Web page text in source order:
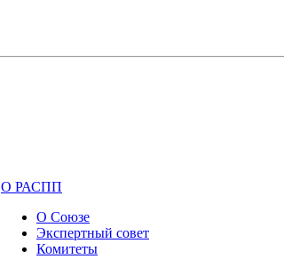
О РАСПП
О Союзе
Экспертный совет
Комитеты